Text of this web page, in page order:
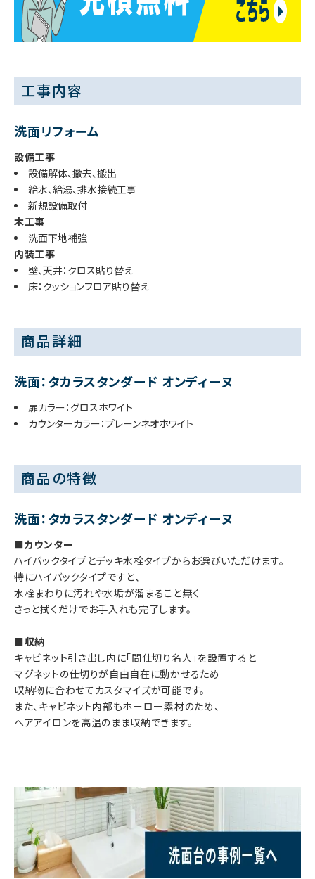
工事内容
洗面リフォーム
設備工事
設備解体、撤去、搬出
給水、給湯、排水接続工事
新規設備取付
木工事
洗面下地補強
内装工事
壁、天井：クロス貼り替え
床：クッションフロア貼り替え
商品詳細
洗面：タカラスタンダード オンディーヌ
扉カラー：グロスホワイト
カウンターカラー：プレーンネオホワイト
商品の特徴
洗面：タカラスタンダード オンディーヌ
■カウンター
ハイバックタイプとデッキ水栓タイプからお選びいただけます。
特にハイバックタイプですと、
水栓まわりに汚れや水垢が溜まること無く
さっと拭くだけでお手入れも完了します。
■収納
キャビネット引き出し内に「間仕切り名人」を設置すると
マグネットの仕切りが自由自在に動かせるため
収納物に合わせてカスタマイズが可能です。
また、キャビネット内部もホーロー素材のため、
ヘアアイロンを高温のまま収納できます。